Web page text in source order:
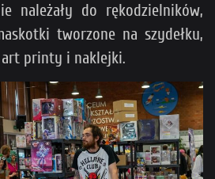
należały do rękodzielników,
tworzone na szydełku,
printy i naklejki.